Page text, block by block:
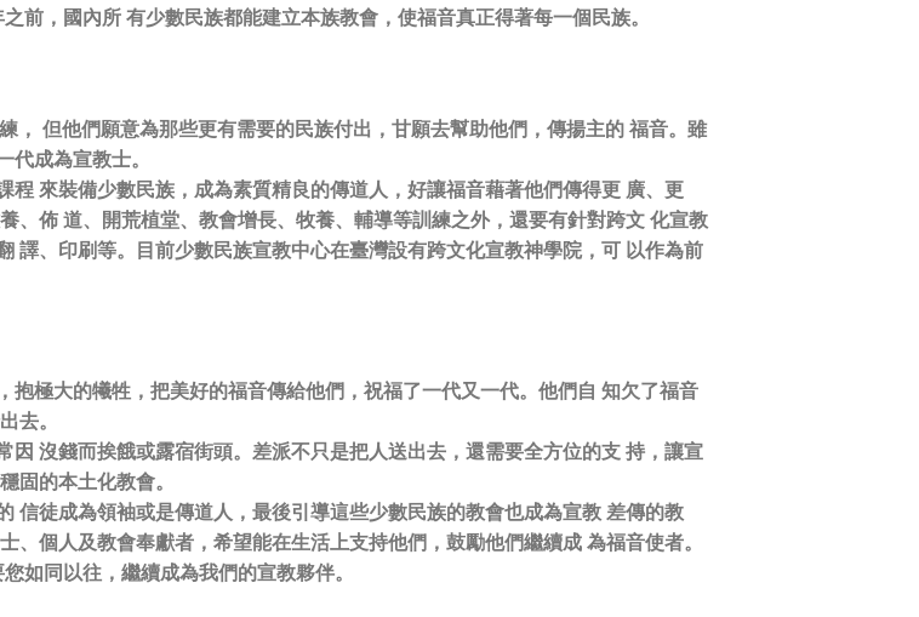
前，國內所 有少數民族都能建立本族教會，使福音真正得著每一個民族。
， 但他們願意為那些更有需要的民族付出，甘願去幫助他們，傳揚主的 福音。雖
代成為宣教士。
來裝備少數民族，成為素質精良的傳道人，好讓福音藉著他們傳得更 廣、更
、佈 道、開荒植堂、教會增長、牧養、輔導等訓練之外，還要有針對跨文 化宣教
譯、印刷等。目前少數民族宣教中心在臺灣設有跨文化宣教神學院，可 以作為前
極大的犧牲，把美好的福音傳給他們，祝福了一代又一代。他們自 知欠了福音
去。
沒錢而挨餓或露宿街頭。差派不只是把人送出去，還需要全方位的支 持，讓宣
固的本土化教會。
信徒成為領袖或是傳道人，最後引導這些少數民族的教會也成為宣教 差傳的教
個人及教會奉獻者，希望能在生活上支持他們，鼓勵他們繼續成 為福音使者。
如同以往，繼續成為我們的宣教夥伴。